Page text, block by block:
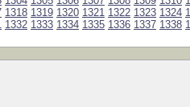
1318 1319 1320 1321 1322 1323 1324
1332 1333 1334 1335 1336 1337 1338